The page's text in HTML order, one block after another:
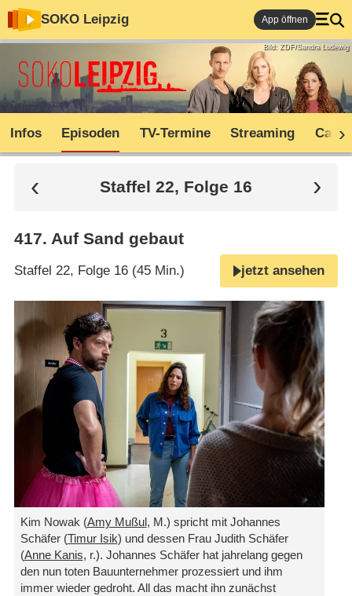
SOKO Leipzig App öffnen
Bild: ZDF/Sandra Ludewig
Infos Episoden TV-Termine Streaming Cast
Staffel 22, Folge 16
417. Auf Sand gebaut
Staffel 22, Folge 16 (45 Min.) jetzt ansehen
Kim Nowak (Amy Mußul, M.) spricht mit Johannes
Schäfer (Timur Isik) und dessen Frau Judith Schäfer
(Anne Kanis, r.). Johannes Schäfer hat jahrelang gegen
den nun toten Bauunternehmer prozessiert und ihm
immer wieder gedroht. All das macht ihn zunächst